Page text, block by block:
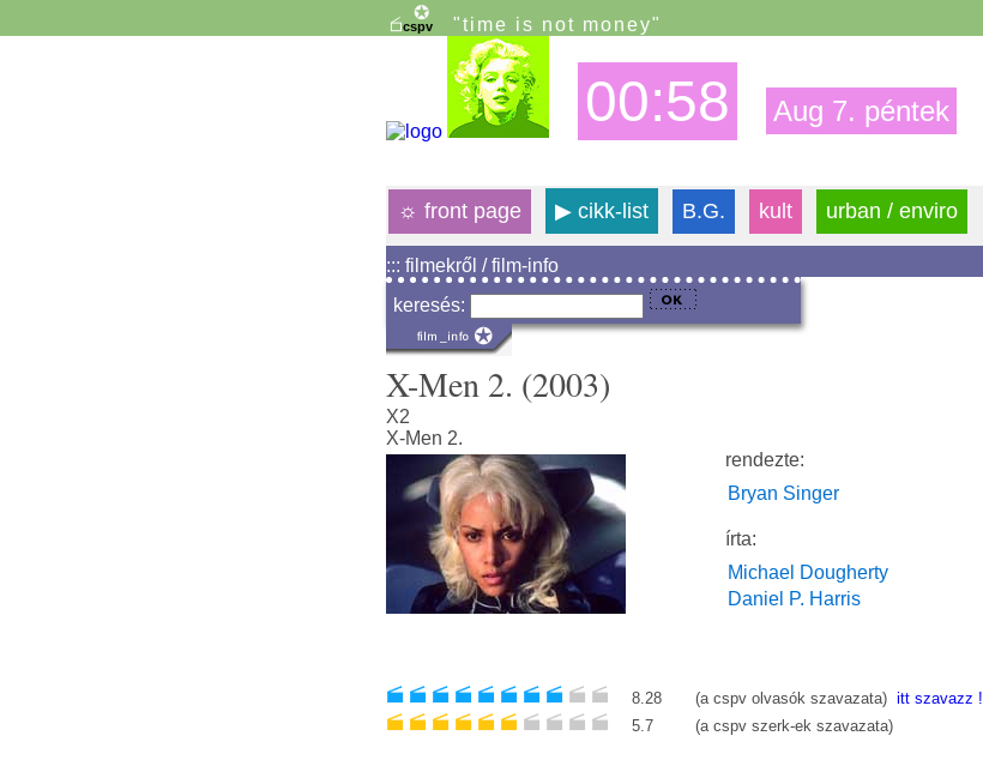
"time is not money"
00:58 Aug 7. péntek
☼ front page ▶ cikk-list B.G. kult urban / enviro
::: filmekről / film-info
keresés:
X-Men 2. (2003)
X2
X-Men 2.
rendezte:
Bryan Singer
írta:
Michael Dougherty
Daniel P. Harris
8.28 (a cspv olvasók szavazata) itt szavazz !
5.7
(a cspv szerk-ek szavazata)